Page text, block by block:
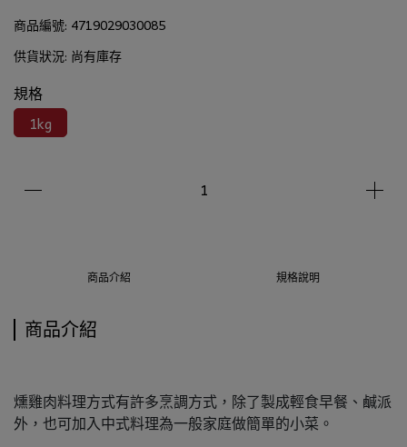
商品編號: 4719029030085
供貨狀況: 尚有庫存
規格
1kg
商品介紹 規格說明
商品介紹
燻雞肉料理方式有許多烹調方式，除了製成輕食早餐、鹹派
外，也可加入中式料理為一般家庭做簡單的小菜。